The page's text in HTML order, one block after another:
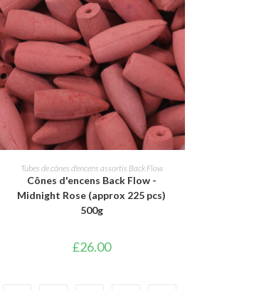
AJOUTER AU PANIER
Tubes de cônes d'encens assortis Back Flow
Cônes d'encens Back Flow -
Midnight Rose (approx 225 pcs)
500g
£26.00